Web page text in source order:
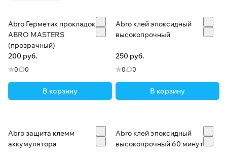
Abro Герметик прокладок
ABRO MASTERS
(прозрачный)
200 руб.
0 0
В корзину
Abro клей эпоксидный
высокопрочный
250 руб.
0 0
В корзину
Abro защита клемм
аккумулятора
Abro клей эпоксидный
высокопрочный 60 минут